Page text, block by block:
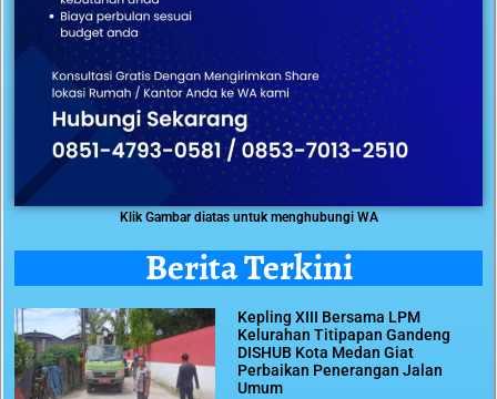
Klik Gambar diatas untuk menghubungi WA
Berita Terkini
Kepling XIII Bersama LPM
Kelurahan Titipapan Gandeng
DISHUB Kota Medan Giat
Perbaikan Penerangan Jalan
Umum